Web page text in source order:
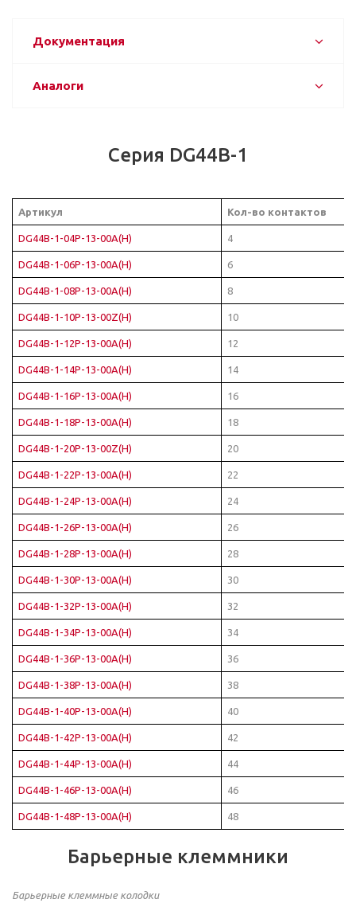
Документация
Аналоги
Серия DG44B-1
Артикул Кол-во контактов
DG44B-1-04P-13-00A(H) 4
DG44B-1-06P-13-00A(H) 6
DG44B-1-08P-13-00A(H) 8
DG44B-1-10P-13-00Z(H) 10
DG44B-1-12P-13-00A(H) 12
DG44B-1-14P-13-00A(H) 14
DG44B-1-16P-13-00A(H) 16
DG44B-1-18P-13-00A(H) 18
DG44B-1-20P-13-00Z(H) 20
DG44B-1-22P-13-00A(H) 22
DG44B-1-24P-13-00A(H) 24
DG44B-1-26P-13-00A(H) 26
DG44B-1-28P-13-00A(H) 28
DG44B-1-30P-13-00A(H) 30
DG44B-1-32P-13-00A(H) 32
DG44B-1-34P-13-00A(H) 34
DG44B-1-36P-13-00A(H) 36
DG44B-1-38P-13-00A(H) 38
DG44B-1-40P-13-00A(H) 40
DG44B-1-42P-13-00A(H) 42
DG44B-1-44P-13-00A(H) 44
DG44B-1-46P-13-00A(H) 46
DG44B-1-48P-13-00A(H) 48
Барьерные клеммники
Барьерные клеммные колодки